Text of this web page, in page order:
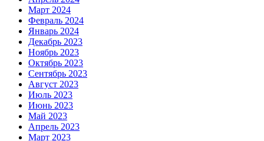
Март 2024
Февраль 2024
Январь 2024
Декабрь 2023
Ноябрь 2023
Октябрь 2023
Сентябрь 2023
Август 2023
Июль 2023
Июнь 2023
Май 2023
Апрель 2023
Март 2023